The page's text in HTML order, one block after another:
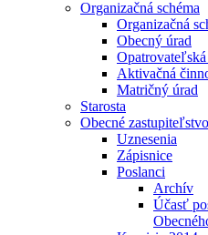
Organizačná schéma
Organizačná
Obecný úrad
Opatrovateľská
Aktivačná
Matričný úrad
Starosta
Obecné zastupiteľstvo
Uznesenia
Zápisnice
Poslanci
Archív
Účasť